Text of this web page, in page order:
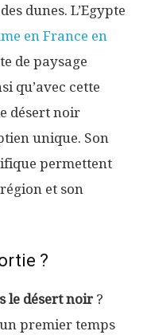
dunes. L’Egypte
en France en
de paysage
qu’avec cette
désert noir
unique. Son
permettent
et son
?
le désert noir?
premier temps